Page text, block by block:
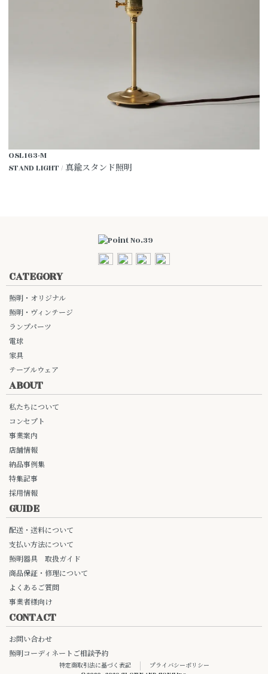
OSL163-M
STAND LIGHT / 真鍮スタンド照明
CATEGORY
照明・オリジナル
照明・ヴィンテージ
ランプパーツ
電球
家具
テーブルウェア
ABOUT
私たちについて
コンセプト
事業案内
店舗情報
納品事例集
特集記事
採用情報
GUIDE
配送・送料について
支払い方法について
照明器具 取扱ガイド
商品保証・修理について
よくあるご質問
事業者様向け
CONTACT
お問い合わせ
照明コーディネートご相談予約
特定商取引法に基づく表記
プライバシーポリシー